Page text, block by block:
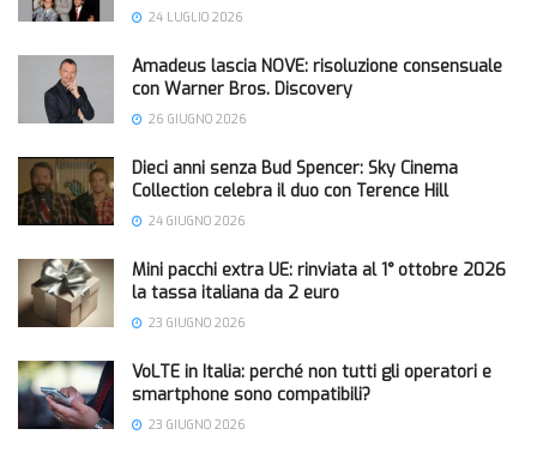
24 LUGLIO 2026
Amadeus lascia NOVE: risoluzione consensuale
con Warner Bros. Discovery
26 GIUGNO 2026
Dieci anni senza Bud Spencer: Sky Cinema
Collection celebra il duo con Terence Hill
24 GIUGNO 2026
Mini pacchi extra UE: rinviata al 1° ottobre 2026
la tassa italiana da 2 euro
23 GIUGNO 2026
VoLTE in Italia: perché non tutti gli operatori e
smartphone sono compatibili?
23 GIUGNO 2026